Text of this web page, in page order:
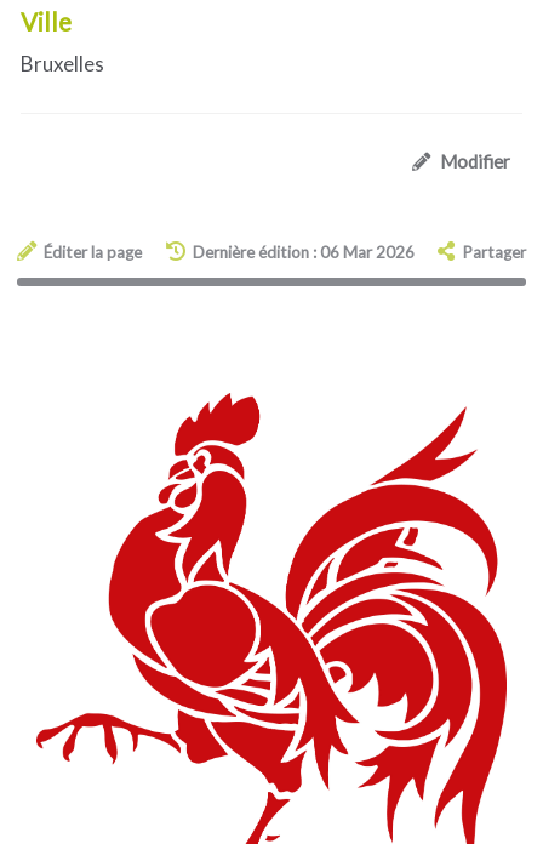
Ville
Bruxelles
Modifier
Éditer la page Dernière édition : 06 Mar 2026 Partager